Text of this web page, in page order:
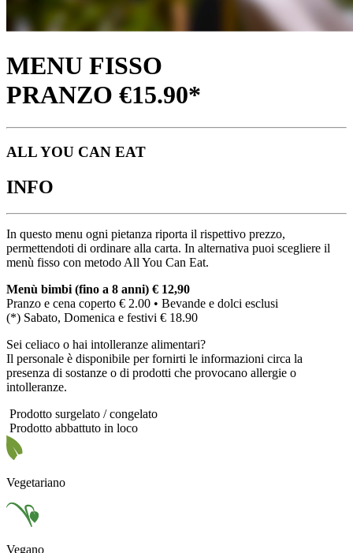
MENU FISSO
PRANZO €15.90*
ALL YOU CAN EAT
INFO
In questo menu ogni pietanza riporta il rispettivo prezzo,
permettendoti di ordinare alla carta. In alternativa puoi scegliere il
menù fisso con metodo All You Can Eat.
Menù bimbi (fino a 8 anni) € 12,90
Pranzo e cena coperto € 2.00 • Bevande e dolci esclusi
(*) Sabato, Domenica e festivi € 18.90
Sei celiaco o hai intolleranze alimentari?
Il personale è disponibile per fornirti le informazioni circa la
presenza di sostanze o di prodotti che provocano allergie o
intolleranze.
Prodotto surgelato / congelato
Prodotto abbattuto in loco
Vegetariano
Vegano